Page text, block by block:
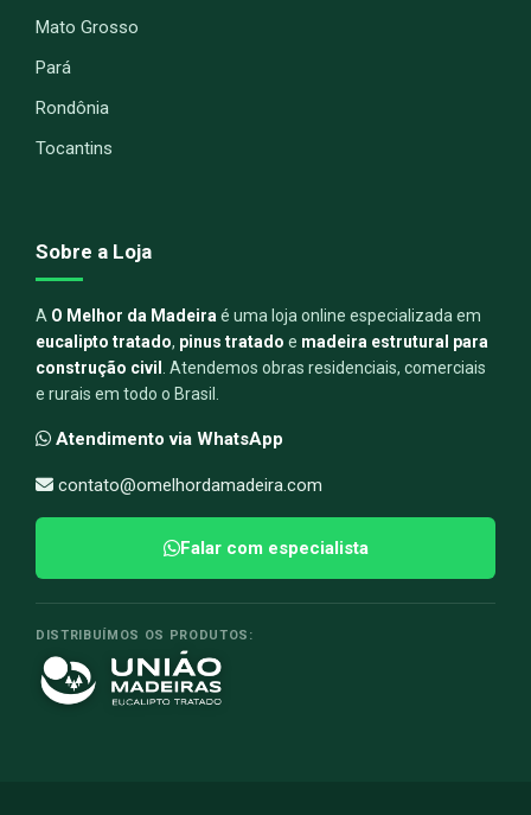
Mato Grosso
Pará
Rondônia
Tocantins
Sobre a Loja
A O Melhor da Madeiraé uma loja online especializada em
eucalipto tratado, pinus tratado e madeira estrutural para
construção civil . Atendemos obras residenciais, comerciais
e rurais em todo o Brasil.
Atendimento via WhatsApp
contato@omelhordamadeira.com
Falar com especialista
DISTRIBUÍMOS OS PRODUTOS: